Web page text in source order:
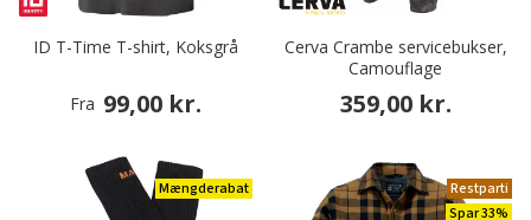
ID T-Time T-shirt, Koksgrå
Fra 99,00 kr.
Cerva Crambe servicebukser,
Camouflage
359,00 kr.
Mængderabat
Restparti
Spar 33%